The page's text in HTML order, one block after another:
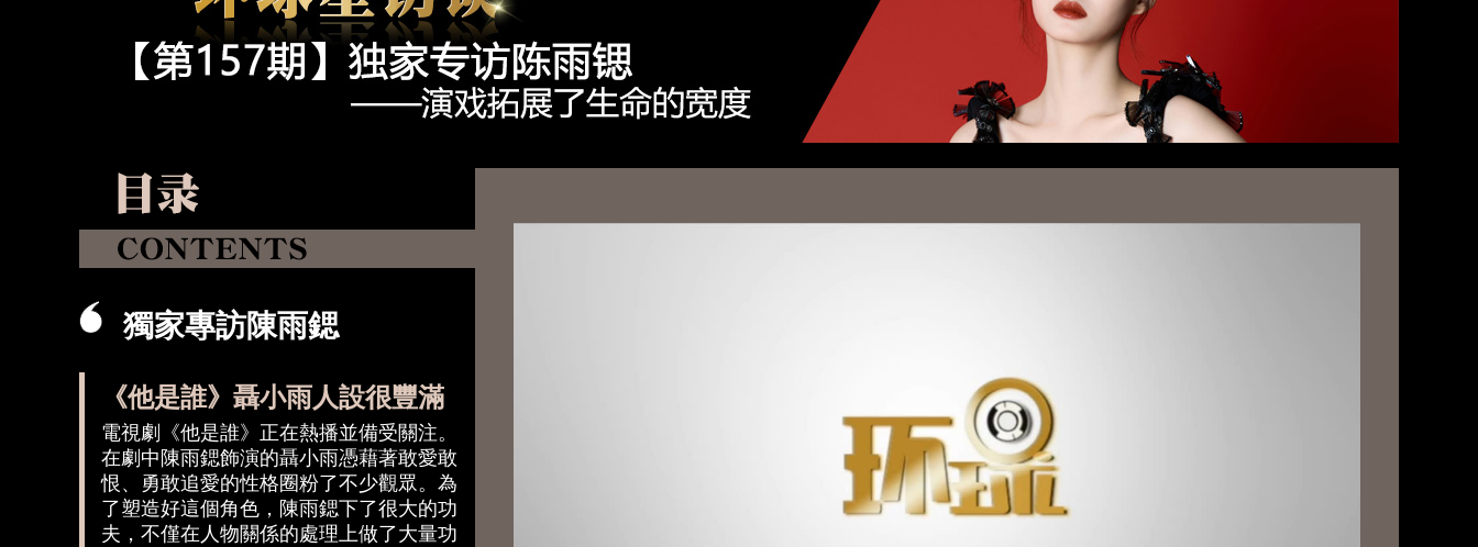
獨家專訪陳雨鍶
《他是誰》聶小雨人設很豐滿
電視劇《他是誰》正在熱播並備受關注。
在劇中陳雨鍶飾演的聶小雨憑藉著敢愛敢
恨、勇敢追愛的性格圈粉了不少觀眾。為
了塑造好這個角色，陳雨鍶下了很大的功
夫，不僅在人物關係的處理上做了大量功